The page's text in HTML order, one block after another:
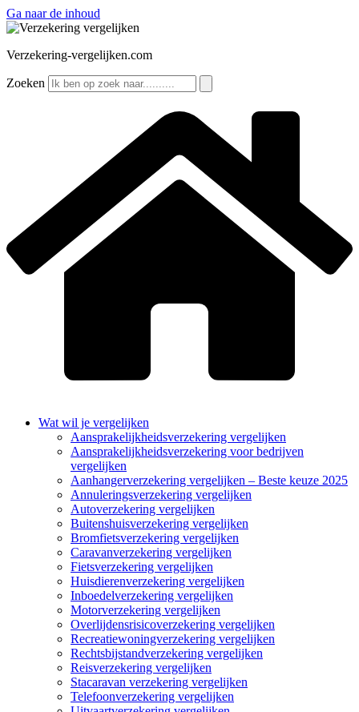
Ga naar de inhoud
Verzekering-vergelijken.com
Zoeken
Wat wil je vergelijken
Aansprakelijkheidsverzekering vergelijken
Aansprakelijkheidsverzekering voor bedrijven
vergelijken
Aanhangerverzekering vergelijken – Beste keuze 2025
Annuleringsverzekering vergelijken
Autoverzekering vergelijken
Buitenshuisverzekering vergelijken
Bromfietsverzekering vergelijken
Caravanverzekering vergelijken
Fietsverzekering vergelijken
Huisdierenverzekering vergelijken
Inboedelverzekering vergelijken
Motorverzekering vergelijken
Overlijdensrisicoverzekering vergelijken
Recreatiewoningverzekering vergelijken
Rechtsbijstandverzekering vergelijken
Reisverzekering vergelijken
Stacaravan verzekering vergelijken
Telefoonverzekering vergelijken